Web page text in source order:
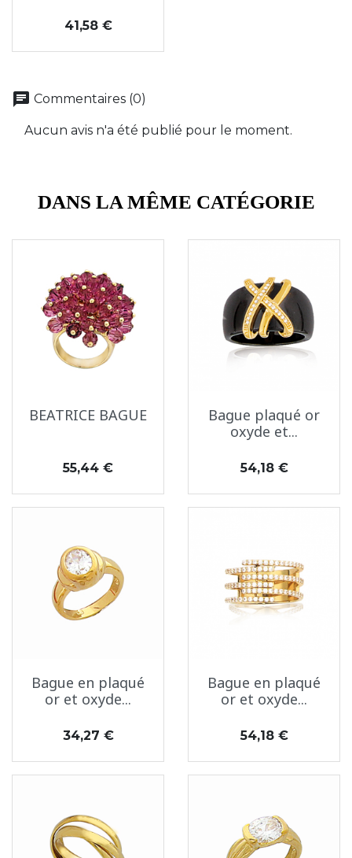
Prix
41,58 €
chat Commentaires (0)
Aucun avis n'a été publié pour le moment.
DANS LA MÊME CATÉGORIE
BEATRICE BAGUE
Prix
55,44 €
Bague plaqué or
oxyde et...
Prix
54,18 €
Bague en plaqué
or et oxyde...
Prix
34,27 €
Bague en plaqué
or et oxyde...
Prix
54,18 €